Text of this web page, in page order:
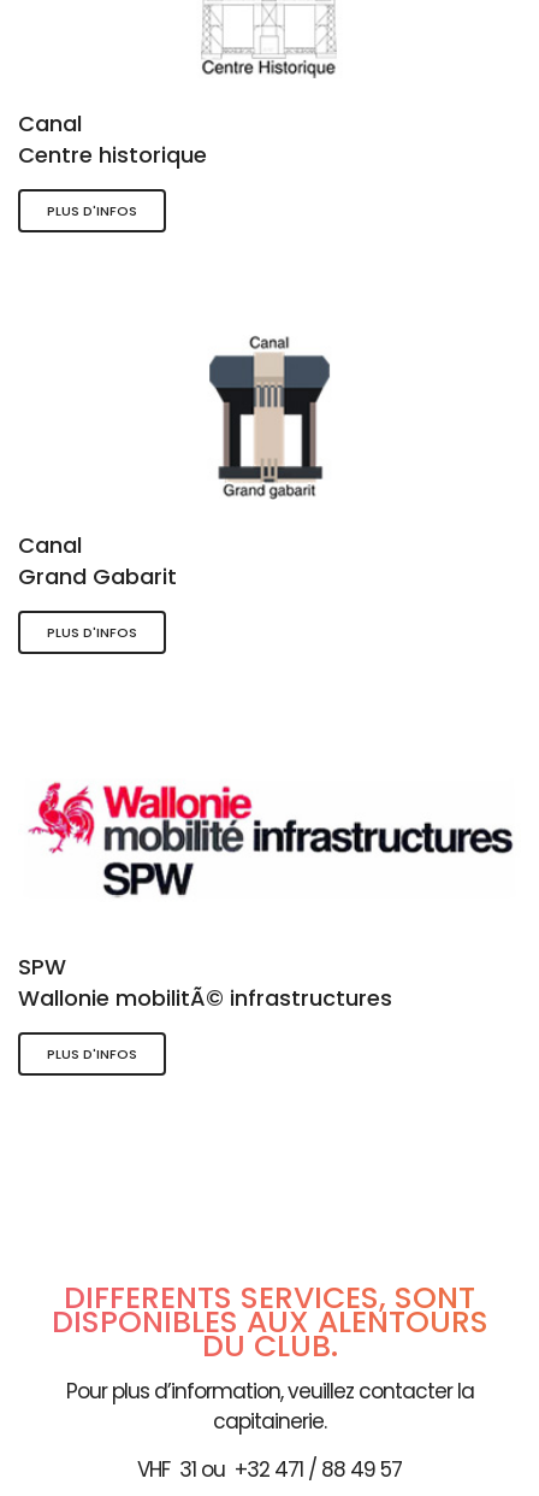
Canal
Centre historique
PLUS D'INFOS
Canal
Grand Gabarit
PLUS D'INFOS
SPW
Wallonie mobilitÃ© infrastructures
PLUS D'INFOS
DIFFÉRENTS SERVICES, SONT
DISPONIBLES AUX ALENTOURS
DU CLUB.
Pour plus d’information, veuillez contacter la
capitainerie.
VHF 31 ou +32 471 / 88 49 57